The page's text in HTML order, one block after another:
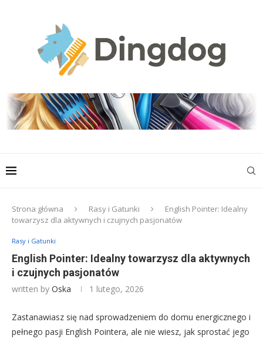
Strona główna Rasy i Gatunki
English Pointer: Idealny
towarzysz dla aktywnych i czujnych pasjonatów
Rasy i Gatunki
English Pointer: Idealny towarzysz dla aktywnych
i czujnych pasjonatów
written by Oska 1 lutego, 2026
Zastanawiasz się nad sprowadzeniem do domu energicznego i
pełnego pasji English Pointera, ale nie wiesz, jak sprostać jego